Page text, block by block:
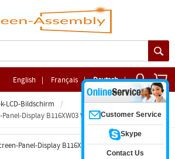
English | Français | Deutsch |
LCD-Bildschirm
Display B116XW03 V.1 V1 B116XW03 V.0 V0
Customer Service
Skype
Contact Us